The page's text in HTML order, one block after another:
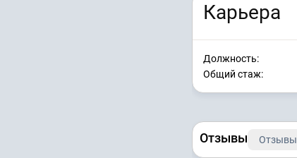
Карьера
Должность:
Общий стаж:
Отзывы Отзывы